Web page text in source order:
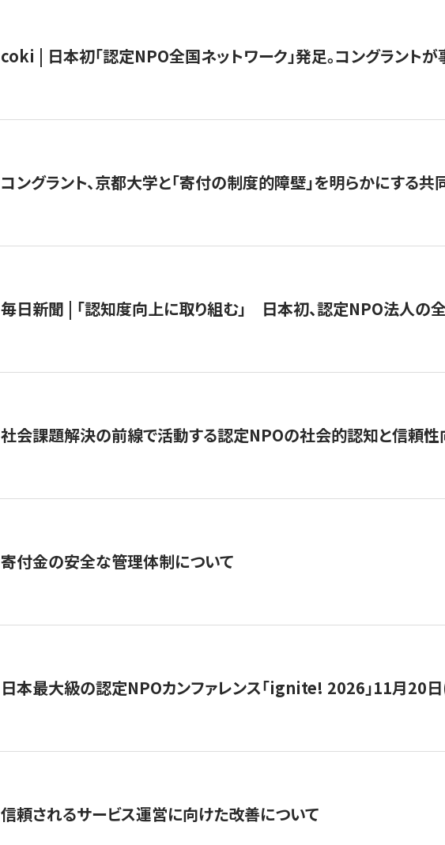
coki | 日本初「認定NPO全国ネットワーク」発足。コングラント
コングラント、京都大学と「寄付の制度的障壁」を明らかにする
毎日新聞 | 「認知度向上に取り組む」 日本初、認定NPO法人の
社会課題解決の前線で活動する認定NPOの社会的認知と信頼性
寄付金の安全な管理体制について
日本最大級の認定NPOカンファレンス「ignite! 2026」11月20
信頼されるサービス運営に向けた改善について